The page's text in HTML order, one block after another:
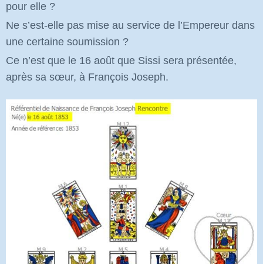
pour elle ?
Ne s’est-elle pas mise au service de l’Empereur dans
une certaine soumission ?
Ce n’est que le 16 août que Sissi sera présentée,
après sa sœur, à François Joseph.